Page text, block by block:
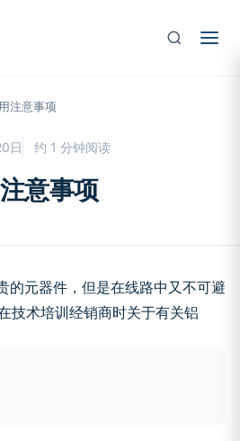
注意事项
日 约 1 分钟阅读
意事项
的元器件，但是在线路中又不可避
技术培训经销商时关于有关铝